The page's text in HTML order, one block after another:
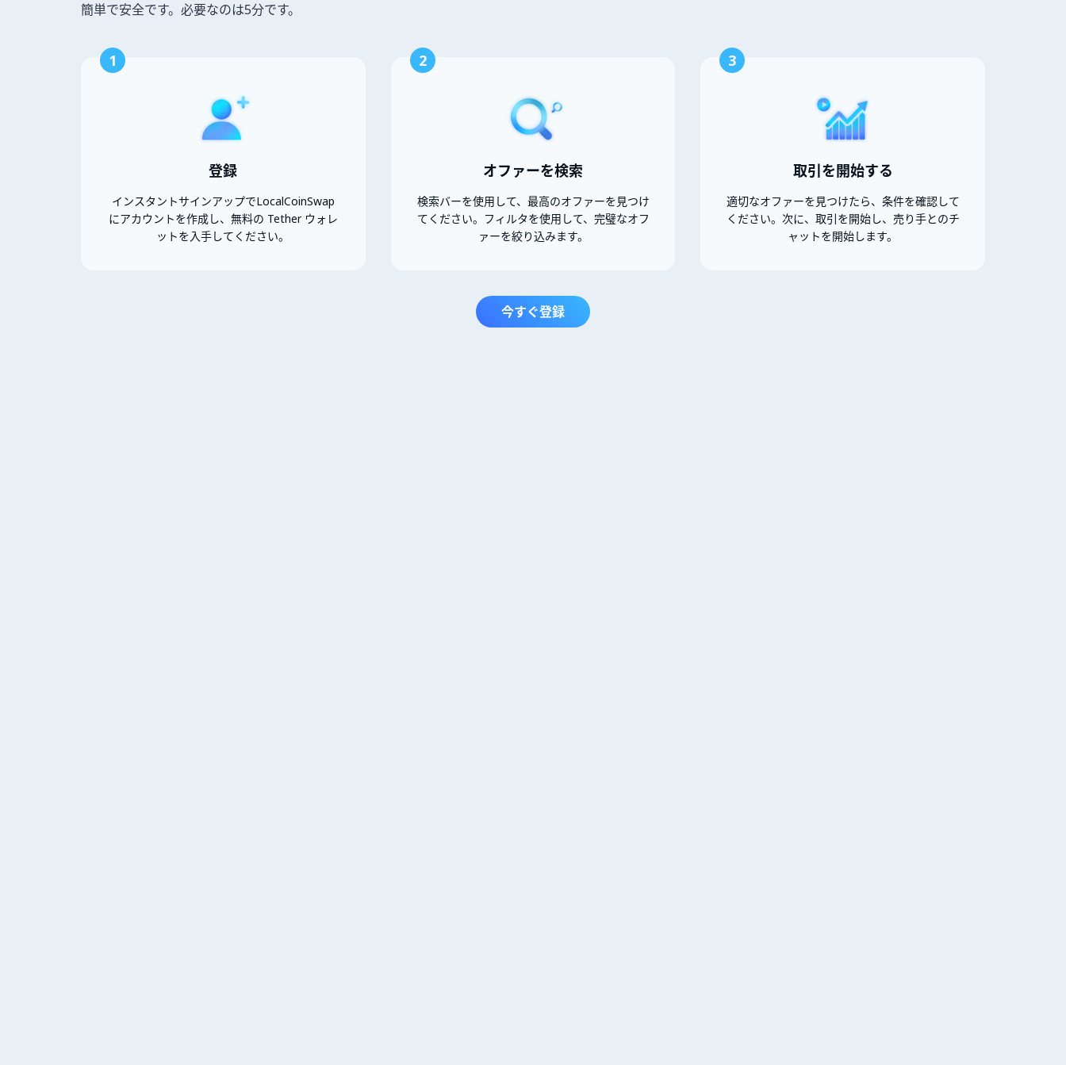
簡単で安全です。必要なのは5分です。
1
登録
インスタントサインアップでLocalCoinSwap
にアカウントを作成し、無料の Tether ウォレ
ットを入手してください。
2
オファーを検索
検索バーを使用して、最高のオファーを見つけ
てください。フィルタを使用して、完璧なオフ
ァーを絞り込みます。
3
取引を開始する
適切なオファーを見つけたら、条件を確認して
ください。次に、取引を開始し、売り手とのチ
ャットを開始します。
今すぐ登録